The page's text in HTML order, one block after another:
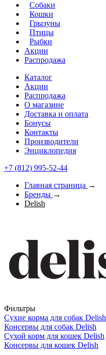
Собаки
Кошки
Грызуны
Птицы
Рыбки
Акции
Распродажа
Каталог
Акции
Распродажа
О магазине
Доставка и оплата
Бонусы
Контакты
Производители
Энциклопедия
+7 (812) 995-52-44
Главная страница →
Бренды →
Delish
Фильтры
Сухие корма для собак Delish
Консервы для собак Delish
Сухой корм для кошек Delish
Консервы для кошек Delish